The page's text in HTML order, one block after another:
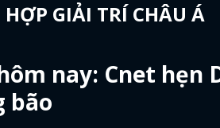
GIẢI TRÍ CHÂU Á
nay: Cnet hẹn
bão